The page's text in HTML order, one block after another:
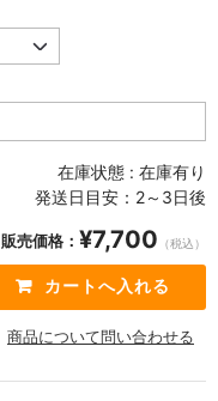
在庫状態 : 在庫有り
発送日目安：2～3日後
販売価格： ¥7,700 （税込）
商品について問い合わせる